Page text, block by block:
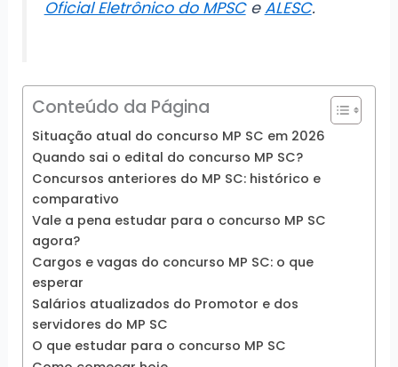
Oficial Eletrônico do MPSCeALESC.
Conteúdo da Página
Situação atual do concurso MP SC em 2026
Quando sai o edital do concurso MP SC?
Concursos anteriores do MP SC: histórico e
comparativo
Vale a pena estudar para o concurso MP SC
agora?
Cargos e vagas do concurso MP SC: o que
esperar
Salários atualizados do Promotor e dos
servidores do MP SC
O que estudar para o concurso MP SC